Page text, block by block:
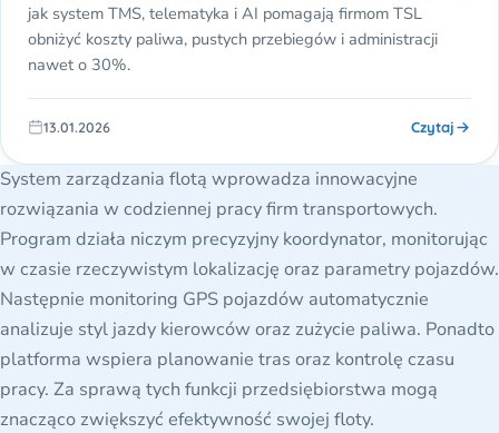
jak system TMS, telematyka i AI pomagają firmom TSL
obniżyć koszty paliwa, pustych przebiegów i administracji
nawet o 30%.
13.01.2026 Czytaj
System zarządzania flotą wprowadza innowacyjne
rozwiązania w codziennej pracy firm transportowych.
Program działa niczym precyzyjny koordynator, monitorując
w czasie rzeczywistym lokalizację oraz parametry pojazdów.
Następnie monitoring GPS pojazdów automatycznie
analizuje styl jazdy kierowców oraz zużycie paliwa. Ponadto
platforma wspiera planowanie tras oraz kontrolę czasu
pracy. Za sprawą tych funkcji przedsiębiorstwa mogą
znacząco zwiększyć efektywność swojej floty.